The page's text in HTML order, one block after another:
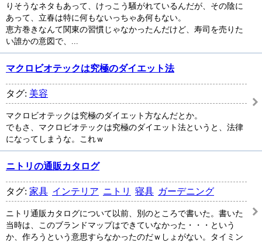
りそうなネタもあって、けっこう騒がれているんだが、その陰に
あって、立春は特に何もないっちゃあ何もない。
恵方巻きなんて関東の習慣じゃなかったんだけど、寿司を売りた
い誰かの意図で、...
マクロビオテックは究極のダイエット法
タグ: 美容
マクロビオテックは究極のダイエット方なんだとか。
でもさ、マクロビオテックは究極のダイエット法というと、法律
になってしまうな。これｗ
ニトリの通販カタログ
タグ: 家具 インテリア ニトリ 寝具 ガーデニング
ニトリ通販カタログについて以前、別のところで書いた。書いた
当時は、このブランドマップはできていなかった・・・という
か、作ろうという意思すらなかったのだｗしょがない。タイミン